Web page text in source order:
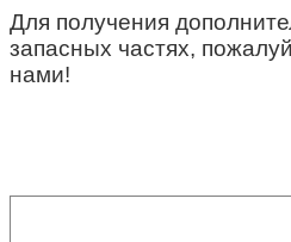
Для получения
запасных частях,
нами!